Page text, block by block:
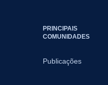
PRINCIPAIS
COMUNIDADES
Publicações